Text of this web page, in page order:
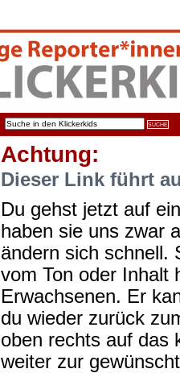
Achtung:
Dieser Link führt
Du gehst jetzt auf
haben sie uns zwar
ändern sich schnell.
vom Ton oder Inhalt
Erwachsenen. Er
du wieder zurück
oben rechts auf das
weiter zur